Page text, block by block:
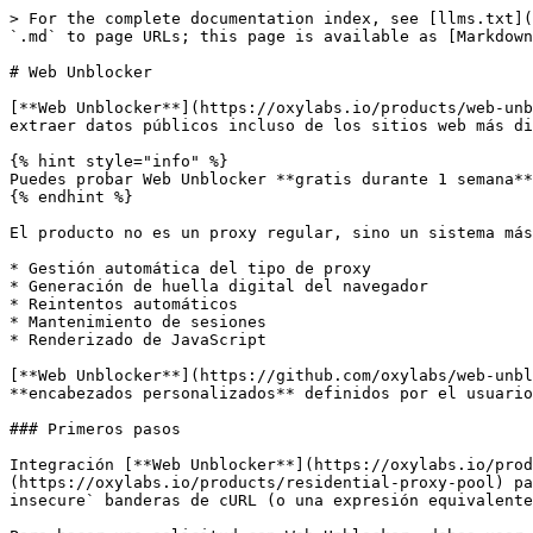
> For the complete documentation index, see [llms.txt](https://developers.oxylabs.io/llms.txt). Markdown versions of documentation pages are available by appending `.md` to page URLs; this page is available as [Markdown](https://developers.oxylabs.io/products/es/web-unblocker.md).

# Web Unblocker

[**Web Unblocker**](https://oxylabs.io/products/web-unblocker) es una **solución de proxy impulsada por IA** que gestiona el proceso de gestión de solicitudes para extraer datos públicos incluso de los sitios web más difíciles.&#x20;

{% hint style="info" %}
Puedes probar Web Unblocker **gratis durante 1 semana**. Regístrate en Oxylabs [**panel de control**](https://dashboard.oxylabs.io/en/registration) para empezar.
{% endhint %}

El producto no es un proxy regular, sino un sistema más avanzado que gestiona múltiples procesos de scraping, como:

* Gestión automática del tipo de proxy
* Generación de huella digital del navegador
* Reintentos automáticos
* Mantenimiento de sesiones
* Renderizado de JavaScript

[**Web Unblocker**](https://github.com/oxylabs/web-unblocker) garantiza una tasa de éxito mucho más alta en comparación con los Proxies regulares. También admite **encabezados personalizados** definidos por el usuario y **persistencia de IP** junto con **cookies reutilizables** y **Solicitudes POST**.

### Primeros pasos

Integración [**Web Unblocker**](https://oxylabs.io/products/web-unblocker) es fácil, especialmente si antes has usado Proxies regulares [**Proxies**](https://oxylabs.io/products/residential-proxy-pool) para web scraping. La única diferencia es que te pedimos que ignores el certificado SSL usando las `-k` o `--insecure` banderas de cURL (o una expresión equivalente en el lenguaje de tu elección).

Para hacer una solicitud con Web Unblocker, debes usar el `unblock.oxylabs.io:60000` Proxy Endpoint. Mira un ejemplo de cURL a continuación. Puedes encontrar muestras de código en otros lenguajes [**aquí**](/products/es/web-unblocker/making-requests.md) o ejemplos completos de código en nuestro [**GitHub**](https://github.com/oxylabs/product-integrations/tree/master/web-unblocker).

{% hint style="info" %}
Usa [**ip.oxylabs.io/location**](https://ip.oxylabs.io/location) para comprobar los parámetros de tus IPs – este dominio proporciona información de cuatro bases de datos de geolocalización: MaxMind, IP2Location, DB-IP e IPinfo.io. Los parámetros incluyen dirección IP, proveedor, país, ciudad, código postal, ASN, nombre de la organización, zona horaria y metadatos (cuando la base de datos los revela).
{% endhint %}

{% tabs %}
{% tab title="cURL" %}

```bash
curl -k -x https://unblock.oxylabs.io:60000 \\
-U 'USERNAME:PASSWORD' \\
'https://ip.oxylabs.io/location'
```

{% endtab %}

{% tab title="Python" %}

```python
import requests

# Usa aquí tus credenciales de Web Unblocker.
USERNAME, PASSWORD = 'YOUR_USERNAME', 'YOUR_PASSWORD'

# Define el diccionario del proxy.
proxies = {
  'http': f'http://{USERNAME}:{PASSWORD}@unblock.oxylabs.io:60000',
  'https': f'https://{USERNAME}:{PASSWORD}@unblock.oxylabs.io:60000',
}

response = requests.request(
    'GET',
    'https://ip.oxylabs.io/location',